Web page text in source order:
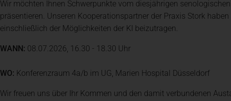
Wir möchten Ihnen Schwerpunkte vom diesjährigen
präsentieren. Unseren Kooperationspartner der Praxis Stork
einschließlich der Möglichkeiten der KI beizutragen.
WANN: 08.07.2026, 16.30 - 18.30 Uhr
WO: Konferenzraum 4a/b im UG, Marien Hospital Düsseldorf
Wir freuen uns über Ihr Kommen und den damit verbundenen